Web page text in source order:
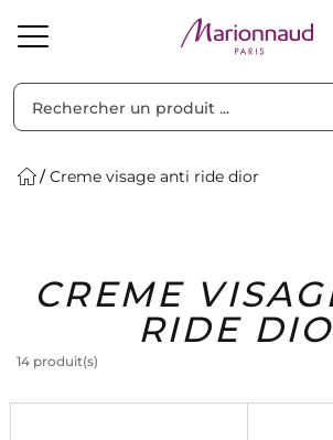
Solaire Homme Marques Idées
Creme visage anti ride dior
CREME
RIDE
14 produit(s)